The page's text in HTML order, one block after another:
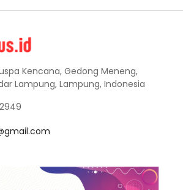
Kencana, Gedong Meneng,
Lampung, Lampung, Indonesia